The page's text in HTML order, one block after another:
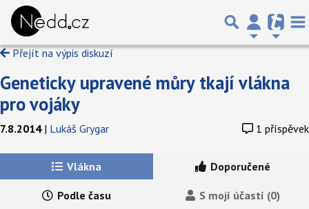
Přejít na výpis diskuzí
Geneticky upravené můry tkají vlákna
pro vojáky
7.8.2014| Lukáš Grygar 1 příspěvek
Vlákna Doporučené
Podle času S mojí účastí (0)